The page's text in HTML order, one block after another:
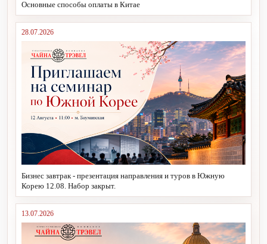
Основные способы оплаты в Китае
28.07.2026
Бизнес завтрак - презентация направления и туров в Южную
Корею 12.08. Набор закрыт.
13.07.2026